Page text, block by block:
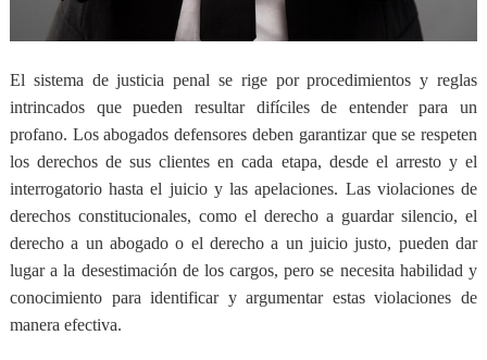
El sistema de justicia penal se rige por procedimientos y reglas
intrincados que pueden resultar difíciles de entender para un
profano. Los abogados defensores deben garantizar que se respeten
los derechos de sus clientes en cada etapa, desde el arresto y el
interrogatorio hasta el juicio y las apelaciones. Las violaciones de
derechos constitucionales, como el derecho a guardar silencio, el
derecho a un abogado o el derecho a un juicio justo, pueden dar
lugar a la desestimación de los cargos, pero se necesita habilidad y
conocimiento para identificar y argumentar estas violaciones de
manera efectiva.